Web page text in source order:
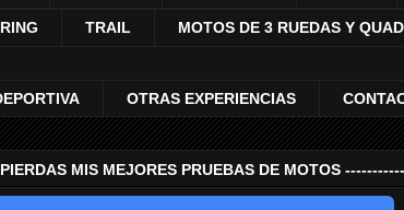
TRAIL MOTOS DE 3 RUEDAS Y
OTRAS EXPERIENCIAS
MIS MEJORES PRUEBAS DE MOTOS